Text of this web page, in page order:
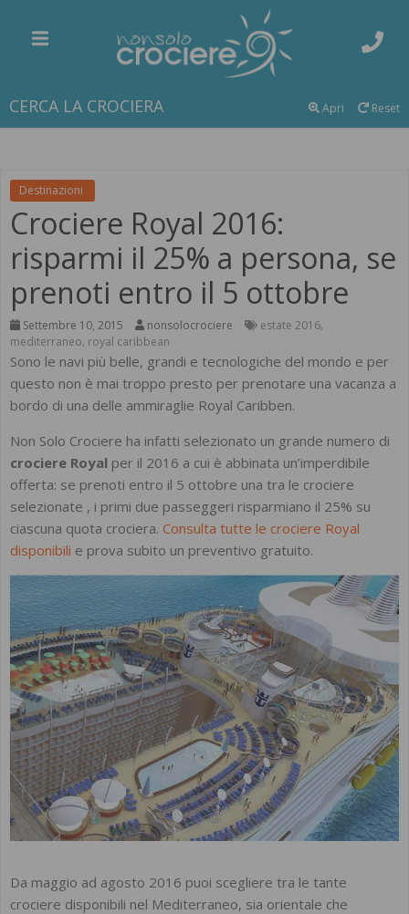
CERCA LA CROCIERA Reset
Apri
Destinazioni
Crociere Royal 2016:
risparmi il 25% a persona, se
prenoti entro il 5 ottobre
Settembre 10, 2015 nonsolocrociere estate 2016,
mediterraneo, royal caribbean
Sono le navi più belle, grandi e tecnologiche del mondo e per
questo non è mai troppo presto per prenotare una vacanza a
bordo di una delle ammiraglie Royal Caribben.
Non Solo Crociere ha infatti selezionato un grande numero di
crociere Royal per il 2016 a cui è abbinata un’imperdibile
offerta: se prenoti entro il 5 ottobre una tra le crociere
selezionate , i primi due passeggeri risparmiano il 25% su
ciascuna quota crociera. Consulta tutte le crociere Royal
disponibili e prova subito un preventivo gratuito.
Da maggio ad agosto 2016 puoi scegliere tra le tante
crociere disponibili nel Mediterraneo, sia orientale che